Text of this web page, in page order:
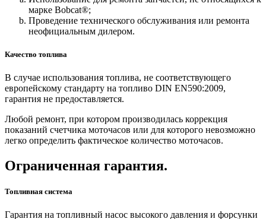
марке Bobcat®;
Проведение технического обслуживания или ремонта
неофициальным дилером.
Качество топлива
В случае использования топлива, не соответствующего
европейскому стандарту на топливо DIN EN590:2009,
гарантия не предоставляется.
Любой ремонт, при котором производилась коррекция
показаний счетчика моточасов или для которого невозможно
легко определить фактическое количество моточасов.
Ограниченная гарантия.
Топливная система
Гарантия на топливный насос высокого давления и форсунки